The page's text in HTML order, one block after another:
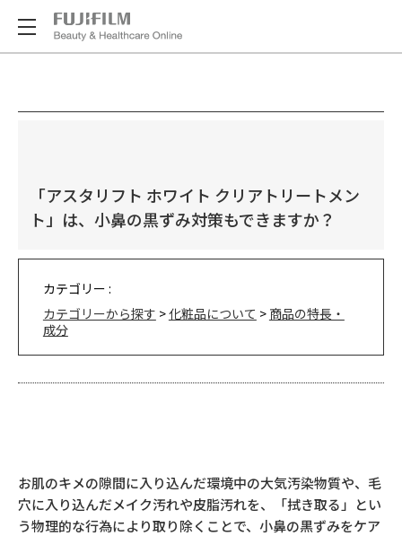
「アスタリフト ホワイト クリアトリートメン
ト」は、小鼻の黒ずみ対策もできますか？
カテゴリー :
カテゴリーから探す >化粧品について > 商品の特長・
成分
お肌のキメの隙間に入り込んだ環境中の大気汚染物質や、毛
穴に入り込んだメイク汚れや皮脂汚れを、「拭き取る」とい
う物理的な行為により取り除くことで、小鼻の黒ずみをケア